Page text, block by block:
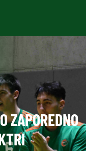
ZAPOREDNO